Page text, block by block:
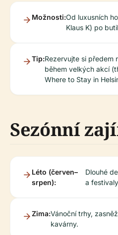
Možnosti:Od luxusních
Klaus K) po
Tip:Rezervujte si předem
během velkých akcí
Where to Stay in
Sezónní
Léto (červen–
srpen):
Dlouhé
a
Zima:Vánoční trhy,
kavárny.